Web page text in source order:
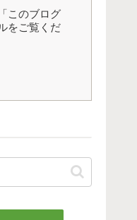
このブログ
をご覧くだ